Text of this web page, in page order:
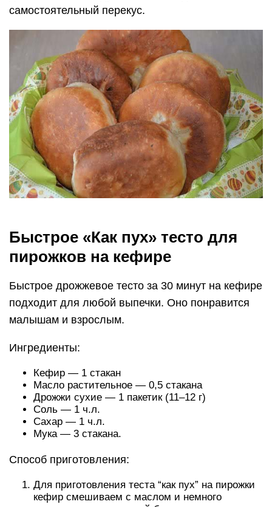
самостоятельный перекус.
Быстрое «Как пух» тесто для
пирожков на кефире
Быстрое дрожжевое тесто за 30 минут на кефире
подходит для любой выпечки. Оно понравится
малышам и взрослым.
Ингредиенты:
Кефир — 1 стакан
Масло растительное — 0,5 стакана
Дрожжи сухие — 1 пакетик (11–12 г)
Соль — 1 ч.л.
Сахар — 1 ч.л.
Мука — 3 стакана.
Способ приготовления:
Для приготовления теста “как пух” на пирожки
кефир смешиваем с маслом и немного